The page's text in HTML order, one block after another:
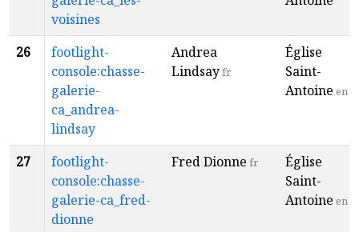
voisines
26
footlight-
console:chasse-
galerie-
ca_andrea-
lindsay
Andrea
Lindsayfr
Église
Saint-
Antoine en
27
footlight-
console:chasse-
galerie-ca_fred-
dionne
Fred Dionne fr
Église
Saint-
Antoine en